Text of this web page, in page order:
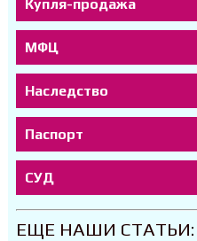
Купля-продажа
МФЦ
Наследство
Паспорт
СУД
ЕЩЕ НАШИ СТАТЬИ: